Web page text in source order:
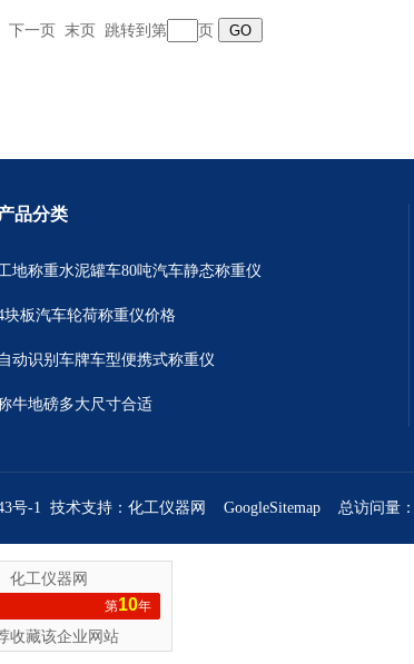
下一页 末页 跳转到第 页
品分类
地称重水泥罐车80吨汽车静态称重仪
块板汽车轮荷称重仪价格
自动识别车牌车型便携式称重仪
牛地磅多大尺寸合适
号-1 技术支持： 化工仪器网 GoogleSitemap 总访问量：
化工仪器网
第10年
收藏该企业网站